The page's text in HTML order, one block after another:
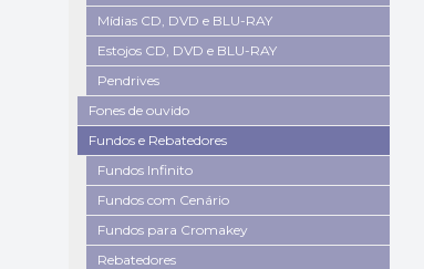
Mídias CD, DVD e BLU-RAY
Estojos CD, DVD e BLU-RAY
Pendrives
Fones de ouvido
Fundos e Rebatedores
Fundos Infinito
Fundos com Cenário
Fundos para Cromakey
Rebatedores